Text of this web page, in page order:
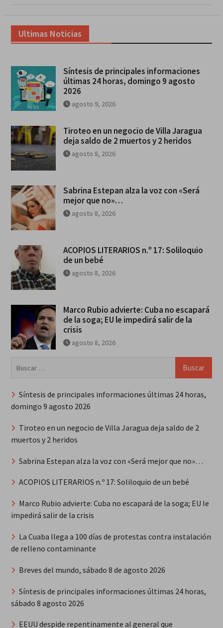
Ultimas Noticias
Síntesis de principales informaciones
últimas 24 horas, domingo 9 agosto
2026
agosto 9, 2026
Tiroteo en un negocio de Villa Jaragua
deja saldo de 2 muertos y 2 heridos
agosto 8, 2026
Sabrina Estepan alza la voz con «Será
mejor que no»…
agosto 8, 2026
ACOPIOS LITERARIOS n.º 17: Soliloquio
de un bebé
agosto 8, 2026
Marco Rubio advierte: Cuba no escapará
de la soga; EU le impedirá salir de la
crisis
agosto 8, 2026
Síntesis de principales informaciones últimas 24 horas,
domingo 9 agosto 2026
Tiroteo en un negocio de Villa Jaragua deja saldo de 2
muertos y 2 heridos
Sabrina Estepan alza la voz con «Será mejor que no»…
ACOPIOS LITERARIOS n.º 17: Soliloquio de un bebé
Marco Rubio advierte: Cuba no escapará de la soga; EU le
impedirá salir de la crisis
La Cuaba llega a 100 días de protestas contra instalación
de relleno contaminante
Breves del mundo, sábado 8 de agosto 2026
Síntesis de principales informaciones últimas 24 horas,
sábado 8 agosto 2026
EEUU despide repentinamente al general que